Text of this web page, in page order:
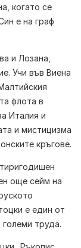
когато се
е на граф
и Лозана,
Учи във Виена
флота в
Италия и
и мистицизма
кръгове.
още сейм на
е един от
труда.